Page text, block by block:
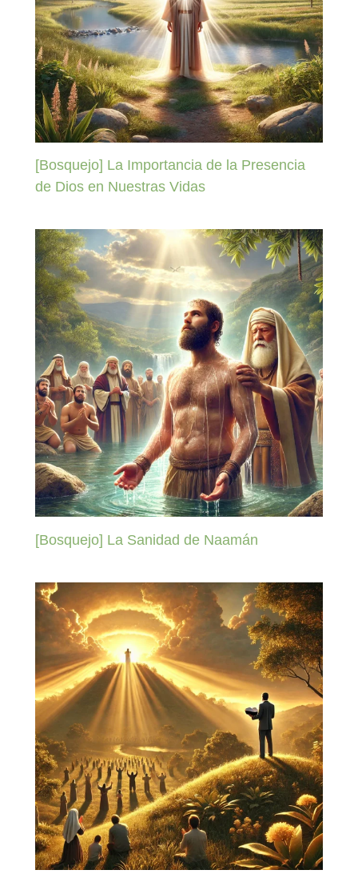
[Bosquejo] La Importancia de la Presencia
de Dios en Nuestras Vidas
[Bosquejo] La Sanidad de Naamán